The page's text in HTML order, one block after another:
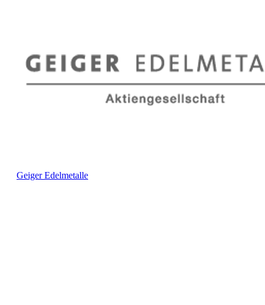
Geiger Edelmetalle